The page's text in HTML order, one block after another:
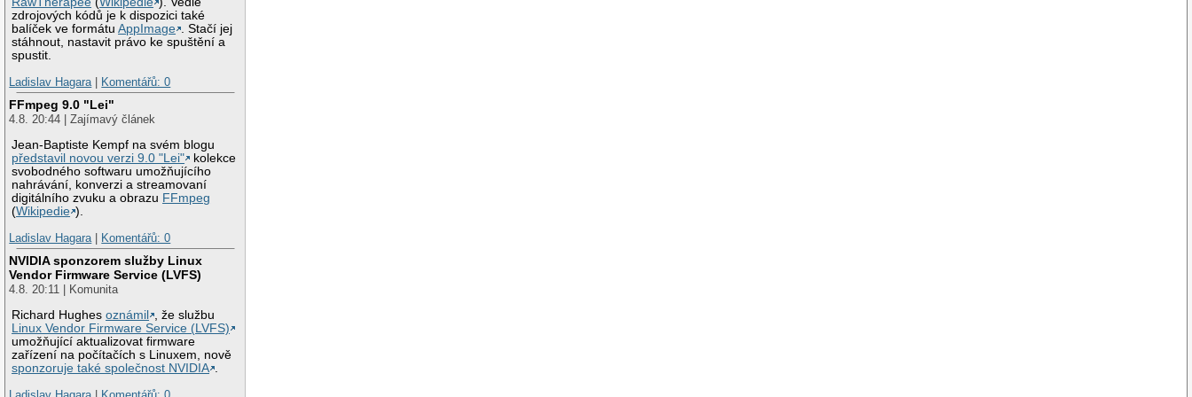
zdrojových kódů je k dispozici také
balíček ve formátuAppImage . Stačí jej
stáhnout, nastavit právo ke spuštění a
spustit.
Ladislav Hagara
Komentářů: 0
FFmpeg 9.0 "Lei"
4.8. 20:44 | Zajímavý článek
Jean-Baptiste Kempf na svém blogu
představil novou verzi 9.0 "Lei"
kolekce
svobodného softwaru umožňujícího
nahrávání, konverzi a streamovaní
digitálního zvuku a obrazu FFmpeg
(Wikipedie ).
Ladislav Hagara
Komentářů: 0
NVIDIA sponzorem služby Linux
Vendor Firmware Service (LVFS)
4.8. 20:11 | Komunita
Richard Hughesoznámil
, že službu
Linux Vendor Firmware Service (LVFS)
umožňující aktualizovat firmware
zařízení na počítačích s Linuxem, nově
sponzoruje také společnost NVIDIA .